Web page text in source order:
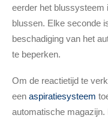
eerder het blussysteem
blussen. Elke seconde
beschadiging van het
te beperken.
Om de reactietijd te
een aspiratiesysteem
automatische